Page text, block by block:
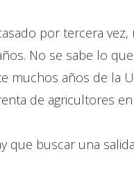
por tercera
No se sabe lo
muchos años de la
de agricultores
que buscar una